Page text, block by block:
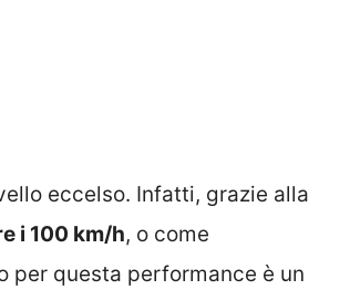
eccelso. Infatti, grazie alla
i 100 km/h, o come
per questa performance è un